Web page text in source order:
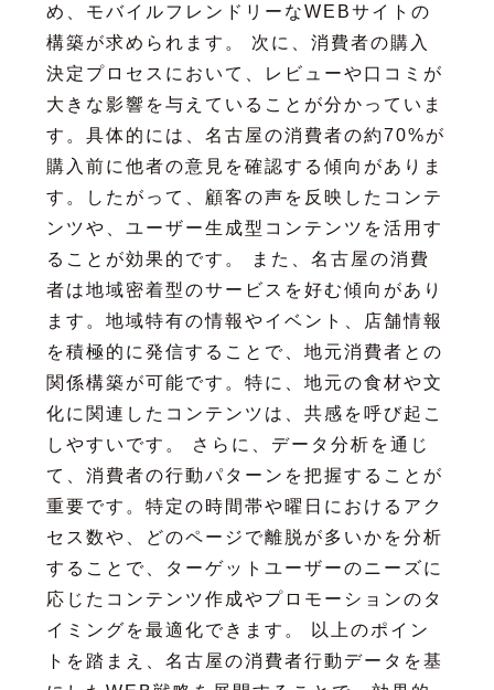
め、モバイルフレンドリーなWEBサイトの
構築が求められます。 次に、消費者の購入
決定プロセスにおいて、レビューや口コミが
大きな影響を与えていることが分かっていま
す。具体的には、名古屋の消費者の約70%が
購入前に他者の意見を確認する傾向がありま
す。したがって、顧客の声を反映したコンテ
ンツや、ユーザー生成型コンテンツを活用す
ることが効果的です。 また、名古屋の消費
者は地域密着型のサービスを好む傾向があり
ます。地域特有の情報やイベント、店舗情報
を積極的に発信することで、地元消費者との
関係構築が可能です。特に、地元の食材や文
化に関連したコンテンツは、共感を呼び起こ
しやすいです。 さらに、データ分析を通じ
て、消費者の行動パターンを把握することが
重要です。特定の時間帯や曜日におけるアク
セス数や、どのページで離脱が多いかを分析
することで、ターゲットユーザーのニーズに
応じたコンテンツ作成やプロモーションのタ
イミングを最適化できます。 以上のポイン
トを踏まえ、名古屋の消費者行動データを基